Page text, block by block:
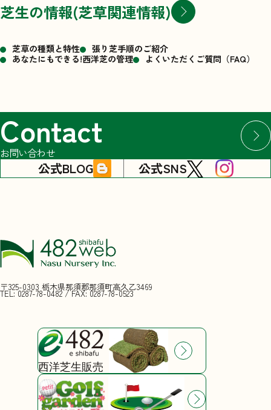
芝生の情報(芝草関連情報)
芝草の種類と特性
張り芝手順のご紹介
あなたにもできる!西洋芝の管理
よくいただくご質問（FAQ）
Contact
お問い合わせ
公式BLOG 公式SNS
〒325-0303 栃木県那須郡那須町高久乙3469
TEL: 0287-78-0482/ FAX: 0287-78-0523